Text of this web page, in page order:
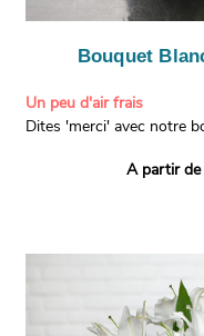
Bouquet
Un peu d'air frais
Dites 'merci' avec notre
de limonium blanc, ce
symbolisent l'amour et
le limonium blanc ajoute
A partir